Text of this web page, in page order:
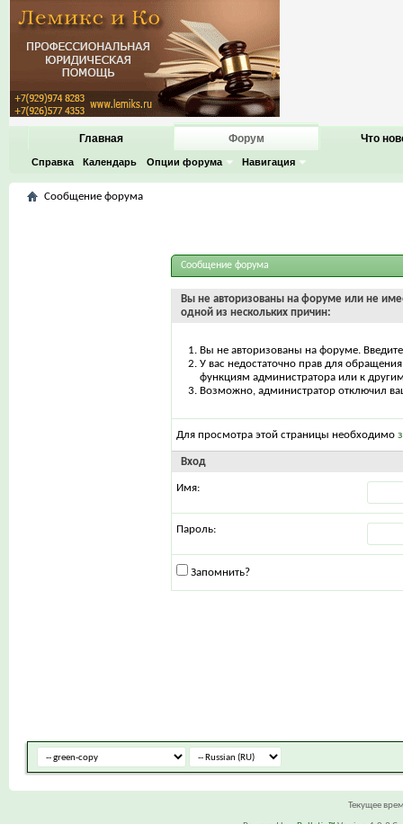
Главная Форум
Справка Календарь Опции форума Навигация
Что
Сообщение форума
Сообщение форума
Вы не авторизованы на форуме или не
одной из нескольких причин:
Вы не авторизованы на форуме.
У вас недостаточно прав для
функциям администратора или к
Возможно, администратор отключил
Для просмотра этой страницы необходимо
Вход
Имя:
Пароль:
Запомнить?
Текущее